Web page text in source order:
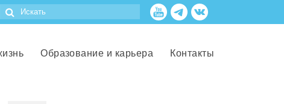
Образование и карьера Контакты